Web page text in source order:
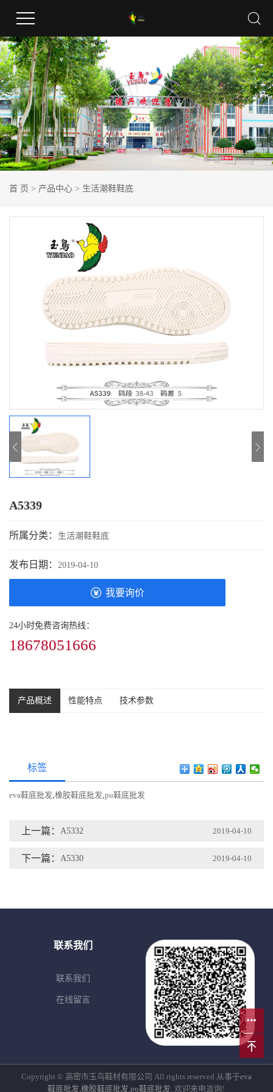
首 页 > 产品中心 > 生活潮鞋鞋底
A5339
所属分类： 生活潮鞋鞋底
发布日期： 2019-04-10
我要询价
24小时免费咨询热线：
18678051666
产品概述 性能特点 技术参数
标签
eva鞋底批发 橡胶鞋底批发 pu鞋底批发
上一篇： A5332 2019-04-10
下一篇： A5330 2019-04-10
联系我们
联系我们
在线留言
Copyright © 高密市玉鸟鞋材有限公司 All rights reserved 从事于eva
鞋底批发 橡胶鞋底批发 pu鞋底批发 , 欢迎来电咨询!